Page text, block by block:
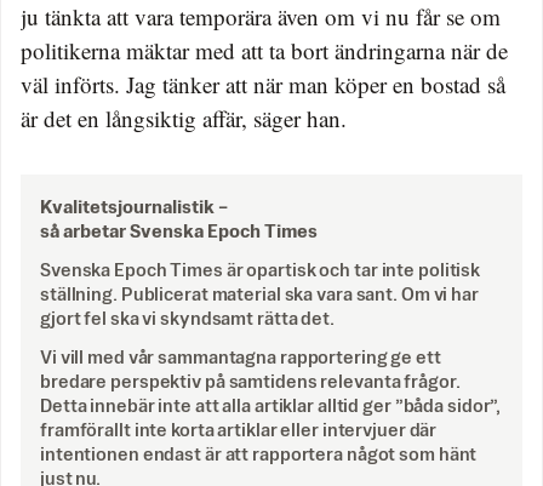
ju tänkta att vara temporära även om vi nu får se om
politikerna mäktar med att ta bort ändringarna när de
väl införts. Jag tänker att när man köper en bostad så
är det en långsiktig affär, säger han.
Kvalitetsjournalistik –
så arbetar Svenska Epoch Times
Svenska Epoch Times är opartisk och tar inte politisk
ställning. Publicerat material ska vara sant. Om vi har
gjort fel ska vi skyndsamt rätta det.
Vi vill med vår sammantagna rapportering ge ett
bredare perspektiv på samtidens relevanta frågor.
Detta innebär inte att alla artiklar alltid ger ”båda sidor”,
framförallt inte korta artiklar eller intervjuer där
intentionen endast är att rapportera något som hänt
just nu.